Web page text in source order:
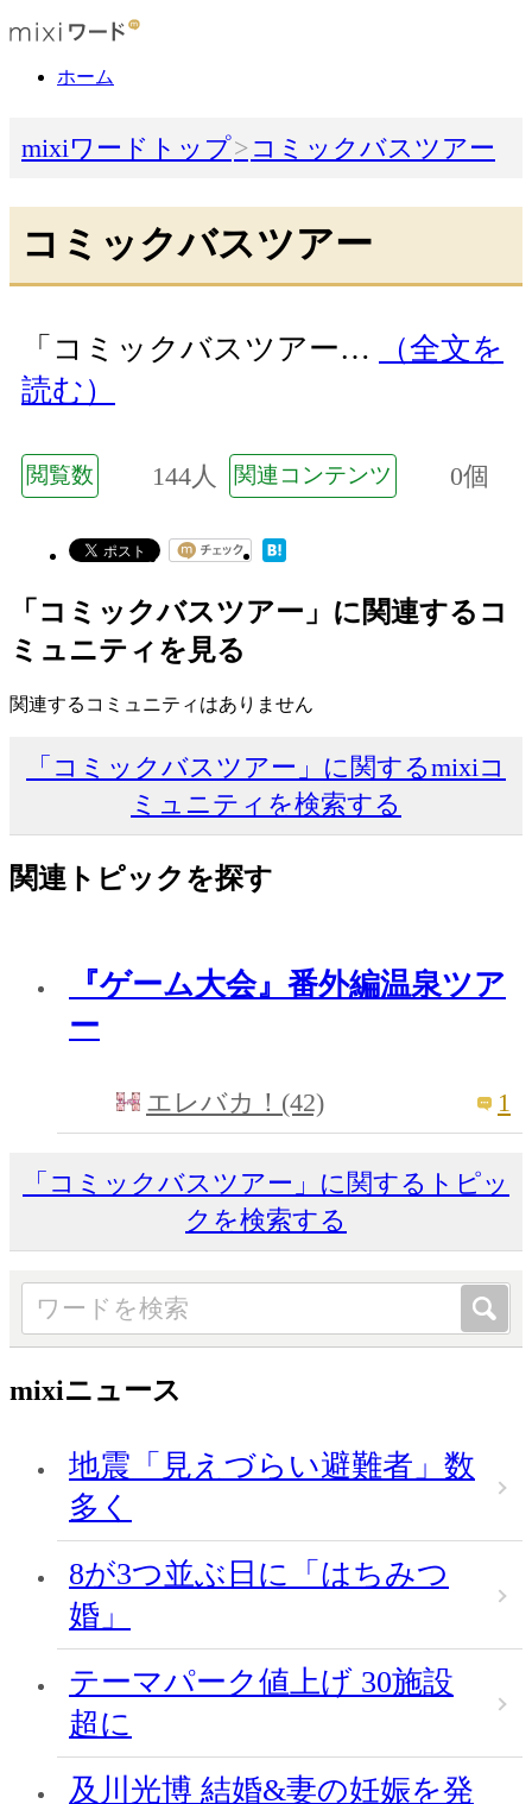
ホーム
mixiワードトップ コミックバスツアー
コミックバスツアー
「コミックバスツアー…
（全文を
読む）
閲覧数 144人 関連コンテンツ 0個
「コミックバスツアー」に関連するコ
ミュニティを見る
関連するコミュニティはありません
「コミックバスツアー」に関するmixiコ
ミュニティを検索する
関連トピックを探す
『ゲーム大会』番外編温泉ツア
ー
エレバカ！(42) 1
「コミックバスツアー」に関するトピッ
クを検索する
mixiニュース
地震「見えづらい避難者」数
多く
8が3つ並ぶ日に「はちみつ
婚」
テーマパーク値上げ 30施設
超に
及川光博 結婚&妻の妊娠を発